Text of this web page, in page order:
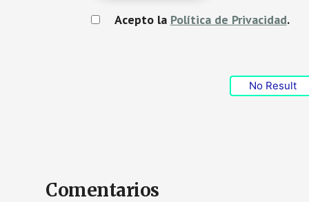
Acepto la Política de Privacidad.
No Result
Interacciones
Comentarios